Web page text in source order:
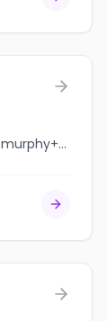
jobbank.gc.ca/browsejobs/employer/murphy+gear/ca